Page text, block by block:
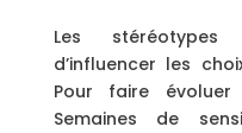
Les
d’influencer les
Pour faire évoluer
Semaines de